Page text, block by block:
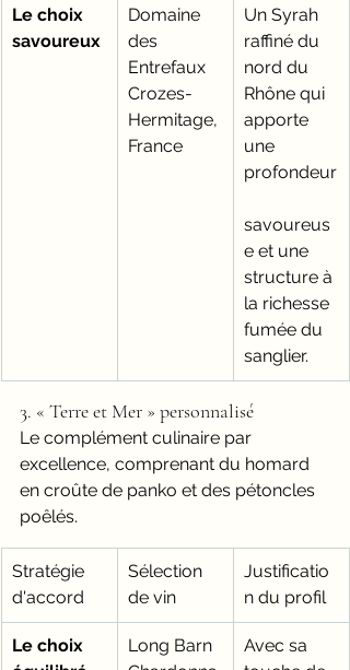
Le choix
savoureux
Domaine
des
Entrefaux
Crozes-
Hermitage,
France
Un Syrah
raffiné du
nord du
Rhône qui
apporte
une
profondeur
savoureus
e et une
structure à
la richesse
fumée du
sanglier.
3. « Terre et Mer » personnalisé
Le complément culinaire par
excellence, comprenant du homard
en croûte de panko et des pétoncles
poêlés.
Stratégie
d'accord
Sélection
de vin
Justificatio
n du profil
Le choix
Long Barn
Avec sa